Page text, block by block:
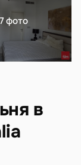
фото
в